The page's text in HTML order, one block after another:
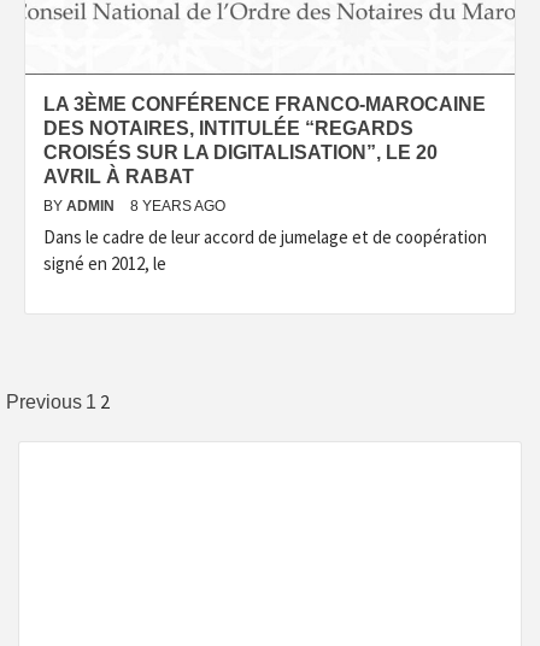
LA 3ÈME CONFÉRENCE FRANCO-MAROCAINE
DES NOTAIRES, INTITULÉE “REGARDS
CROISÉS SUR LA DIGITALISATION”, LE 20
AVRIL À RABAT
BY ADMIN 8 YEARS AGO
Dans le cadre de leur accord de jumelage et de coopération
signé en 2012, le
Posts
navigation
Previous 1 2